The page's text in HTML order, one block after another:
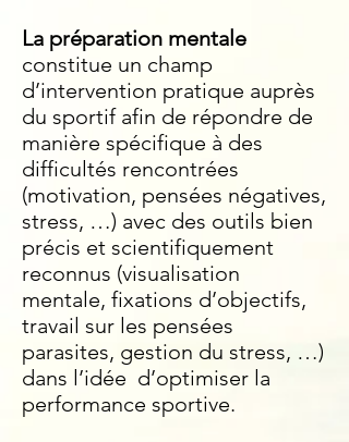
La préparation mentale
constitue un champ
d’intervention pratique auprès
du sportif afin de répondre de
manière spécifique à des
difficultés rencontrées
(motivation, pensées négatives,
stress, …) avec des outils bien
précis et scientifiquement
reconnus (visualisation
mentale, fixations d’objectifs,
travail sur les pensées
parasites, gestion du stress, …)
dans l’idée d’optimiser la
performance sportive.